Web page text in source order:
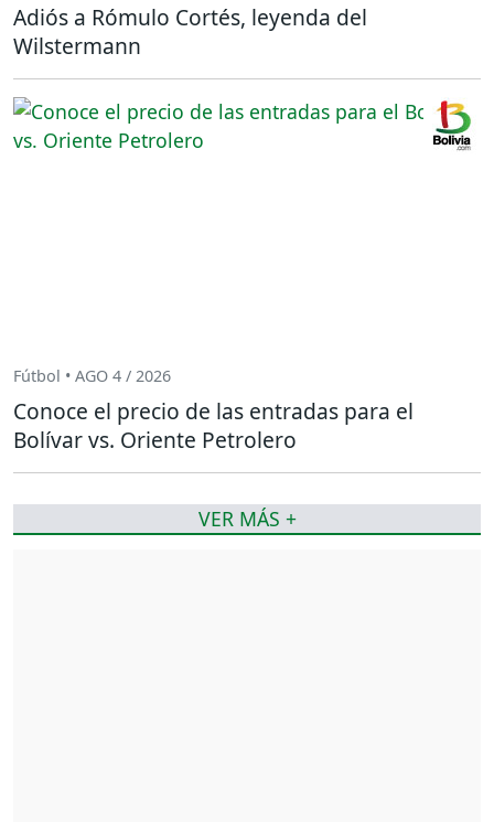
Adiós a Rómulo Cortés, leyenda del
Wilstermann
Fútbol • AGO 4 / 2026
Conoce el precio de las entradas para el
Bolívar vs. Oriente Petrolero
VER MÁS +